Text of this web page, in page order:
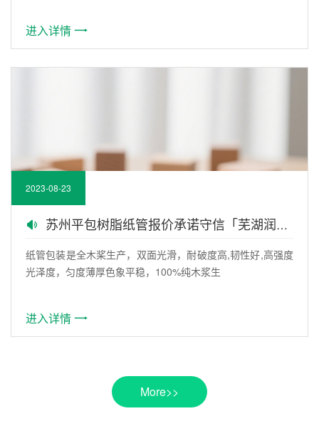
进入详情
2023-08-23
苏州平包树脂纸管报价承诺守信「芜湖润林纸管」
纸管包装是全木桨生产，双面光滑，耐破度高,韧性好,高强度
光泽度，匀度薄厚色象平稳，100%纯木浆生
进入详情
More>>